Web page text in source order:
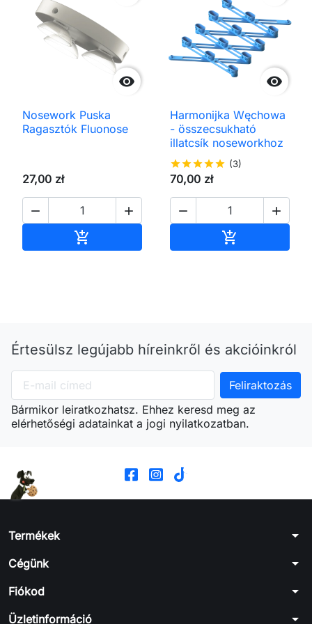

Nosework Puska
Ragasztók Fluonose
27,00 zł
 


Harmonijka Węchowa
- összecsukható
illatcsík noseworkhoz
starstarstarstarstar (3)
70,00 zł
 

Értesülsz legújabb híreinkről és akcióinkról
Bármikor leiratkozhatsz. Ehhez keresd meg az
elérhetőségi adatainkat a jogi nyilatkozatban.
Termékek arrow_drop_down
Cégünk arrow_drop_down
Fiókod arrow_drop_down
Üzletinformáció arrow_drop_down